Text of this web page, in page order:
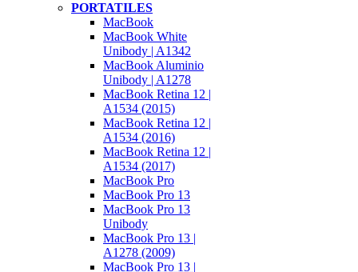
PORTATILES
MacBook
MacBook White
Unibody | A1342
MacBook Aluminio
Unibody | A1278
MacBook Retina 12 |
A1534 (2015)
MacBook Retina 12 |
A1534 (2016)
MacBook Retina 12 |
A1534 (2017)
MacBook Pro
MacBook Pro 13
MacBook Pro 13
Unibody
MacBook Pro 13 |
A1278 (2009)
MacBook Pro 13 |